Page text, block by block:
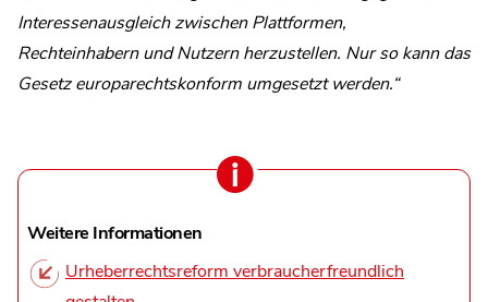
Interessenausgleich zwischen Plattformen,
Rechteinhabern und Nutzern herzustellen. Nur so kann das
Gesetz europarechtskonform umgesetzt werden.“
Weitere Informationen
Urheberrechtsreform verbraucherfreundlich